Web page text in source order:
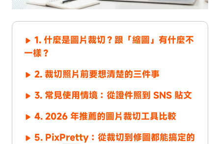
1. 什麼是圖片裁切？跟「縮圖」有什麼不
一樣？
2. 裁切照片前要想清楚的三件事
3. 常見使用情境：從證件照到 SNS 貼文
4. 2026 年推薦的圖片裁切工具比較
5. PixPretty：從裁切到修圖都能搞定的